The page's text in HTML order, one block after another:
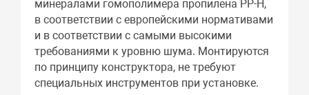
минералами гомополимера пропилена PP-H,
в соответствии с европейскими нормативами
и в соответствии с самыми высокими
требованиями к уровню шума. Монтируются
по принципу конструктора, не требуют
специальных инструментов при установке.